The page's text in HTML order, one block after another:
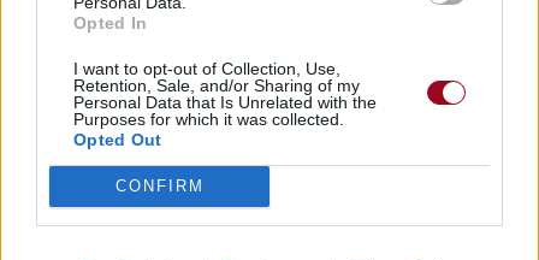
Opted In
I want to opt-out of Collection, Use,
Retention, Sale, and/or Sharing of my
Personal Data that Is Unrelated with the
Purposes for which it was collected.
Opted Out
CONFIRM